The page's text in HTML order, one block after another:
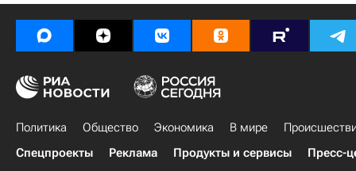
Политика Общество Экономика В мире
Спецпроекты
Реклама Продукты и сервисы Пресс-